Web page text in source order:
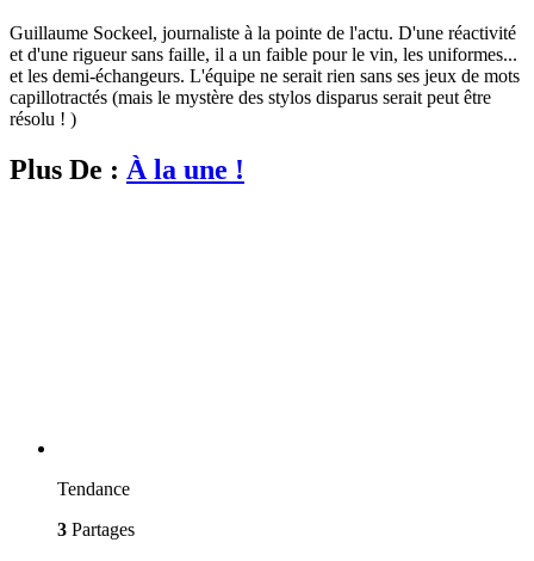
Guillaume Sockeel, journaliste à la pointe de l'actu. D'une réactivité
et d'une rigueur sans faille, il a un faible pour le vin, les uniformes...
et les demi-échangeurs. L'équipe ne serait rien sans ses jeux de mots
capillotractés (mais le mystère des stylos disparus serait peut être
résolu ! )
Plus De : À la une !
Tendance
3 Partages